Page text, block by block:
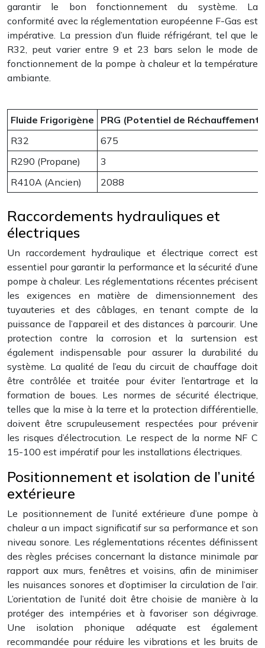
garantir le bon fonctionnement du système. La
conformité avec la réglementation européenne F-Gas est
impérative. La pression d’un fluide réfrigérant, tel que le
R32, peut varier entre 9 et 23 bars selon le mode de
fonctionnement de la pompe à chaleur et la température
ambiante.
Fluide Frigorigène
PRG (Potentiel de Réchauffement
R32
675
R290 (Propane)
3
R410A (Ancien)
2088
Raccordements hydrauliques et
électriques
Un raccordement hydraulique et électrique correct est
essentiel pour garantir la performance et la sécurité d’une
pompe à chaleur. Les réglementations récentes précisent
les exigences en matière de dimensionnement des
tuyauteries et des câblages, en tenant compte de la
puissance de l’appareil et des distances à parcourir. Une
protection contre la corrosion et la surtension est
également indispensable pour assurer la durabilité du
système. La qualité de l’eau du circuit de chauffage doit
être contrôlée et traitée pour éviter l’entartrage et la
formation de boues. Les normes de sécurité électrique,
telles que la mise à la terre et la protection différentielle,
doivent être scrupuleusement respectées pour prévenir
les risques d’électrocution. Le respect de la norme NF C
15-100 est impératif pour les installations électriques.
Positionnement et isolation de l’unité
extérieure
Le positionnement de l’unité extérieure d’une pompe à
chaleur a un impact significatif sur sa performance et son
niveau sonore. Les réglementations récentes définissent
des règles précises concernant la distance minimale par
rapport aux murs, fenêtres et voisins, afin de minimiser
les nuisances sonores et d’optimiser la circulation de l’air.
L’orientation de l’unité doit être choisie de manière à la
protéger des intempéries et à favoriser son dégivrage.
Une isolation phonique adéquate est également
recommandée pour réduire les vibrations et les bruits de